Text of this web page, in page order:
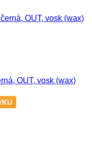
OUT, vosk (wax)